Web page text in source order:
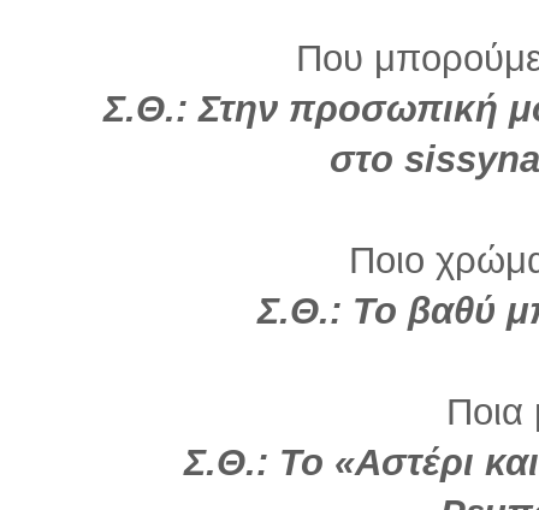
Που
Σ.Θ.: Στην προσωπική
στο
Ποιο χρώμα
Σ.Θ.: To βαθύ
Ποια
Σ.Θ.: Το «Αστέρι